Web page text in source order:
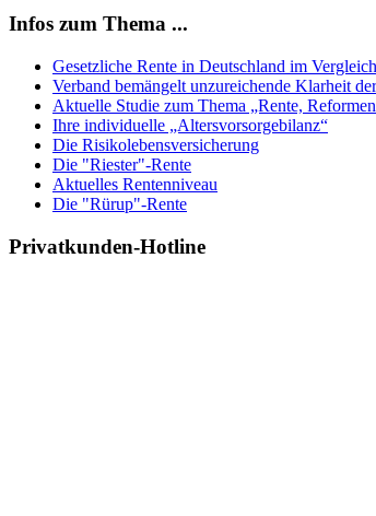
Infos zum Thema ...
Gesetzliche Rente in Deutschland im
Verband bemängelt unzureichende Klarheit
Aktuelle Studie zum Thema „Rente,
Ihre individuelle „Altersvorsorgebilanz“
Die Risikolebensversicherung
Die "Riester"-Rente
Aktuelles Rentenniveau
Die "Rürup"-Rente
Privatkunden-Hotline